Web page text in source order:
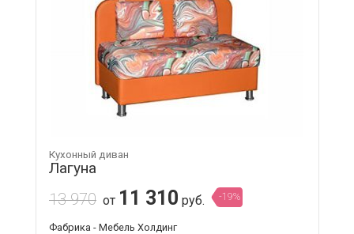
Кухонный диван
Лагуна
13 970 от 11 310 руб. -19%
Фабрика - Мебель Холдинг